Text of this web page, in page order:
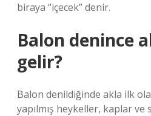
biraya “içecek” denir.
Balon denince
gelir?
Balon denildiğinde akla ilk
yapılmış heykeller, kaplar ve